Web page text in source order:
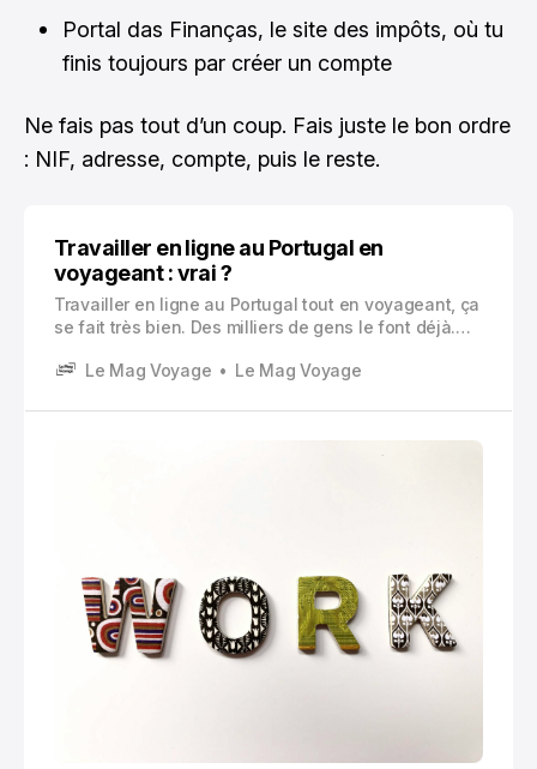
Portal das Finanças, le site des impôts, où tu
finis toujours par créer un compte
Ne fais pas tout d’un coup. Fais juste le bon ordre
: NIF, adresse, compte, puis le reste.
Travailler en ligne au Portugal en
voyageant : vrai ?
Travailler en ligne au Portugal tout en voyageant, ça
se fait très bien. Des milliers de gens le font déjà.
comprendre un truc simple : le pays est “facile”, mais
Le Mag Voyage Le Mag Voyage